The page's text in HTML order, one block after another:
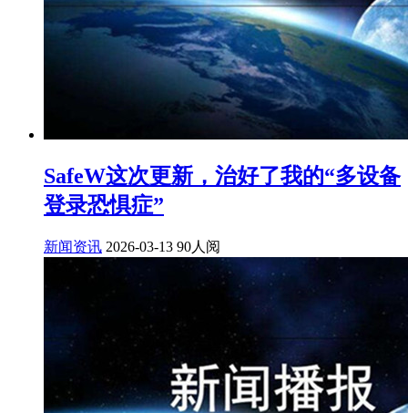
SafeW这次更新，治好了我的“多设备
登录恐惧症”
新闻资讯 2026-03-13 90人阅